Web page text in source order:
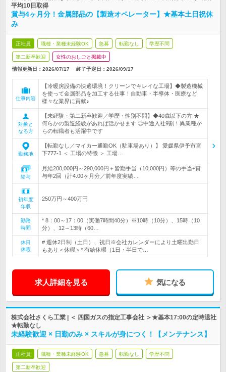
平均10日取得
賞与4ヶ月分！金属部品の【製造オペレーター】★基本土日祝休
み
正社員 職種・業種未経験OK 急募 転勤なし 学歴不問
第二新卒歓迎 女性のおしごと掲載中
情報更新日：2026/07/17 終了予定日： 2026/09/17
仕事内容
【冷暖房設備の快適環境！クリーンでキレイな工場】◆製造機械
を使って金属部品を加工する仕事！自動車・半導体・医療など
様々な業界に貢献♪
対象と
なる方
【未経験・第二新卒歓迎／学歴・性別不問】◆40歳以下の方 ★
何らかの製造経験があれば活かせます ◎中途入社9割！異業種か
らの転職者も活躍中です
勤務地
【転勤なし／マイカー通勤OK（駐車場あり）】 愛媛県伊予市宮
下777-1 ＜ 工場の特徴 ＞ 工場…
給与
月給200,000円～290,000円＋皆勤手当（10,000円）等の手当+賞
与年2回（計4.00ヶ月分／前年度実績…
初年度
年収
250万円～400万円
勤務
時間
* 8：00～17：00（実働7時間40分）※10時（10分）、15時（10
分）、12～13時（60…
休日
休暇
# 週休2日制（土日）、祝日※会社カレンダーにより土曜出勤日
もあり＜休暇＞* 有給休暇（1日・半日で…
求人詳細を見る 気になる
株式会社さくら工業 | ＜ 四国ガスの指定工事会社 ＞★基本17:00の定時退社
★転勤なし
未経験歓迎 × 日勤のみ × スキルが身につく！【メンテナンス】
正社員 職種・業種未経験OK 急募 転勤なし 学歴不問
第二新卒歓迎